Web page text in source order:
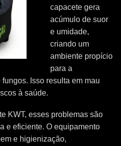
capacete gera
acúmulo de suor
e umidade,
criando um
ambiente propício
para a
Isso resulta em mau
à saúde.
KWT, esses problemas são
e eficiente. O equipamento
e higienização,